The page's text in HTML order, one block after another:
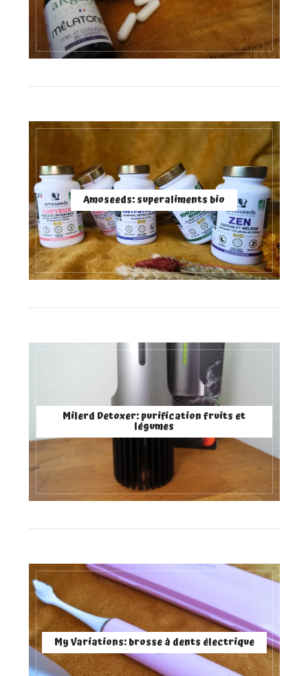
Amoseeds: superaliments bio
Milerd Detoxer: purification fruits et
légumes
My Variations: brosse à dents électrique